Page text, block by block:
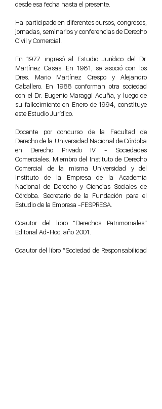
desde esa fecha hasta el presente.
Ha participado en diferentes cursos, congresos,
jornadas, seminarios y conferencias de Derecho
Civil y Comercial.
En 1977 ingresó al Estudio Jurídico del Dr.
Martínez Casas. En 1981, se asoció con los
Dres. Mario Martínez Crespo y Alejandro
Caballero. En 1988 conforman otra sociedad
con el Dr. Eugenio Maraggi Acuña, y luego de
su fallecimiento en Enero de 1994, constituye
este Estudio Jurídico.
Docente por concurso de la Facultad de
Derecho de la Universidad Nacional de Córdoba
en Derecho Privado IV - Sociedades
Comerciales. Miembro del Instituto de Derecho
Comercial de la misma Universidad y del
Instituto de la Empresa de la Academia
Nacional de Derecho y Ciencias Sociales de
Córdoba. Secretario de la Fundación para el
Estudio de la Empresa -FESPRESA.
Coautor del libro “Derechos Patrimoniales”
Editorial Ad-Hoc, año 2001.
Coautor del libro “Sociedad de Responsabilidad